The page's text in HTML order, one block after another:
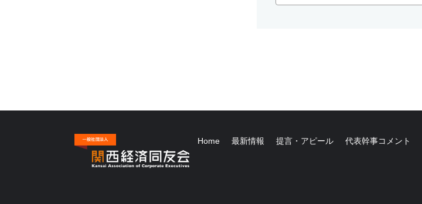
Home 最新情報 提言・アピール 代表幹事コメント